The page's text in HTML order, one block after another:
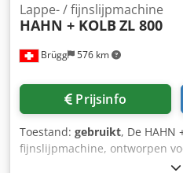
Brügg 576 km
Lappe- / fijnslijpmachine
HAHN + KOLB ZL 800
Prijsinfo
Toestand: gebruikt, De HAHN
fijnslijpmachine, ontworpen
nauwkeurigheid en